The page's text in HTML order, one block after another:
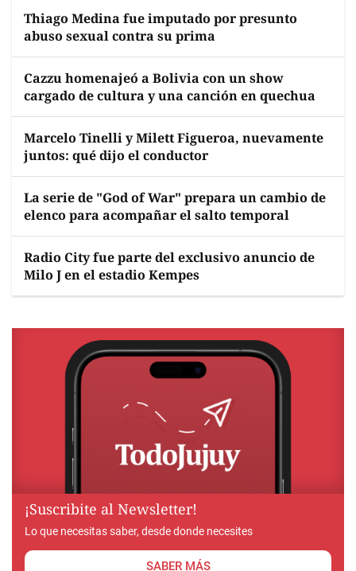
Thiago Medina fue imputado por presunto
abuso sexual contra su prima
Cazzu homenajeó a Bolivia con un show
cargado de cultura y una canción en quechua
Marcelo Tinelli y Milett Figueroa, nuevamente
juntos: qué dijo el conductor
La serie de "God of War" prepara un cambio de
elenco para acompañar el salto temporal
Radio City fue parte del exclusivo anuncio de
Milo J en el estadio Kempes
¡Suscribite al Newsletter!
Lo que necesitas saber, desde donde necesites
SABER MÁS